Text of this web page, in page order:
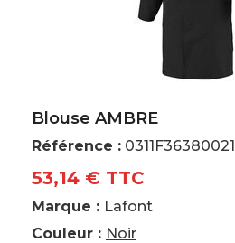
Blouse AMBRE
Référence : 0311F36380021
53,14 € TTC
Marque : Lafont
Couleur : Noir